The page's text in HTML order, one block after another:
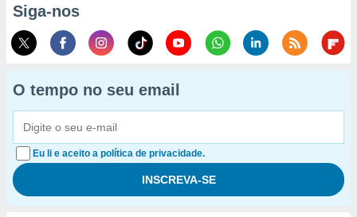
Siga-nos
O tempo no seu email
Eu li e aceito a política de privacidade.